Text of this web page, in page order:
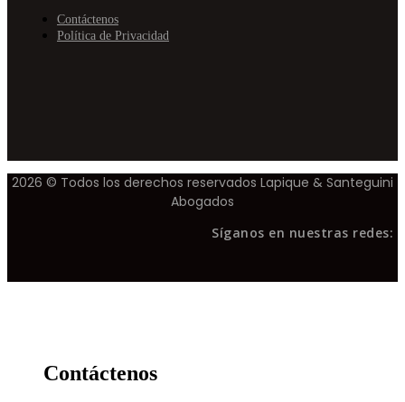
Contáctenos
Política de Privacidad
2026 © Todos los derechos reservados Lapique & Santeguini
Abogados
Síganos en nuestras redes:
Contáctenos